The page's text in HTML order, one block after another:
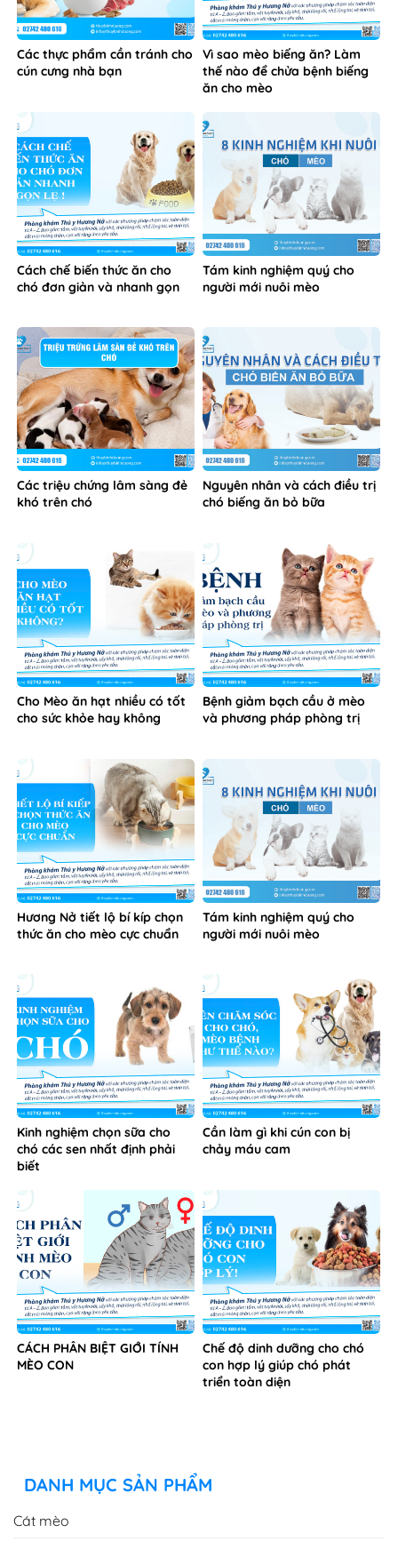
Các thực phẩm cần tránh cho
cún cưng nhà bạn
Vì sao mèo biếng ăn? Làm
thế nào để chửa bệnh biếng
ăn cho mèo
Cách chế biến thức ăn cho
chó đơn giản và nhanh gọn
Tám kinh nghiệm quý cho
người mới nuôi mèo
Các triệu chứng lâm sàng đẻ
khó trên chó
Nguyên nhân và cách điều trị
chó biếng ăn bỏ bữa
Cho Mèo ăn hạt nhiều có tốt
cho sức khỏe hay không
Bệnh giảm bạch cầu ở mèo
và phương pháp phòng trị
Hương Nở tiết lộ bí kíp chọn
thức ăn cho mèo cực chuẩn
Tám kinh nghiệm quý cho
người mới nuôi mèo
Kinh nghiệm chọn sữa cho
chó các sen nhất định phải
biết
Cần làm gì khi cún con bị
chảy máu cam
CÁCH PHÂN BIỆT GIỚI TÍNH
MÈO CON
Chế độ dinh dưỡng cho chó
con hợp lý giúp chó phát
triển toàn diện
DANH MỤC SẢN PHẨM
Cát mèo